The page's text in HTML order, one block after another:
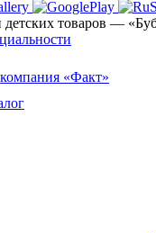
товаров —
компания «Факт»